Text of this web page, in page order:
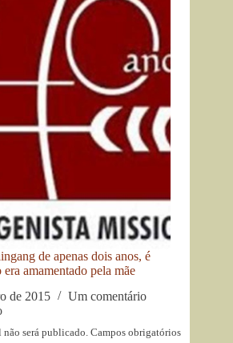
de apenas dois anos, é
era amamentado pela mãe
de 2015
Um comentário
não será publicado. Campos obrigatórios